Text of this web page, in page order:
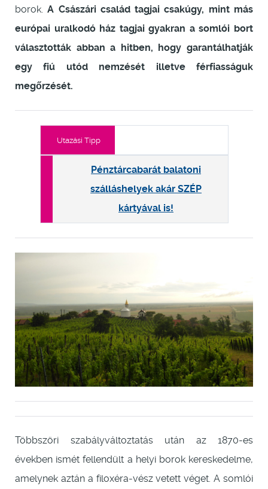
borok.A Császári család tagjai csakúgy, mint más
európai uralkodó ház tagjai gyakran a somlói bort
választották abban a hitben, hogy garantálhatják
egy fiú utód nemzését illetve férfiasságuk
megőrzését.
Utazási Tipp
Pénztárcabarát balatoni
szálláshelyek akár SZÉP
kártyával is!
Többszöri szabályváltoztatás után az 1870-es
években ismét fellendült a helyi borok kereskedelme,
amelynek aztán a filoxéra-vész vetett véget. A somlói